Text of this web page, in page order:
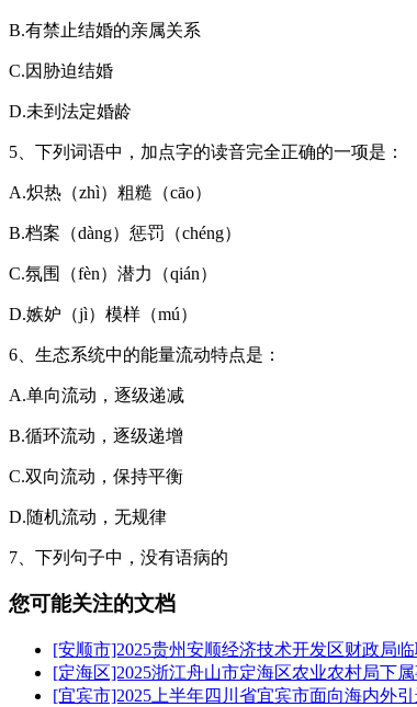
B.有禁止结婚的亲属关系
C.因胁迫结婚
D.未到法定婚龄
5、下列词语中，加点字的读音完全正确的一项是：
A.炽热（zhì）粗糙（cāo）
B.档案（dàng）惩罚（chéng）
C.氛围（fèn）潜力（qián）
D.嫉妒（jì）模样（mú）
6、生态系统中的能量流动特点是：
A.单向流动，逐级递减
B.循环流动，逐级递增
C.双向流动，保持平衡
D.随机流动，无规律
7、下列句子中，没有语病的
您可能关注的文档
[安顺市]2025贵州安顺经济技术开发区财政局
[定海区]2025浙江舟山市定海区农业农村局下
[宜宾市]2025上半年四川省宜宾市面向海内外